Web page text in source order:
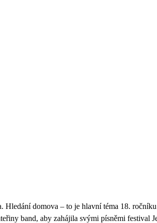
domova – to je hlavní téma 18.
band, aby zahájila svými písněmi